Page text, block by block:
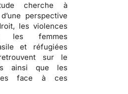
cherche à
perspective
les violences
les femmes
et réfugiées
sur le
ainsi que les
face à ces